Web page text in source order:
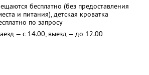
бесплатно (без предоставления
и питания), детская кроватка
по запросу
— с 14.00, выезд — до 12.00